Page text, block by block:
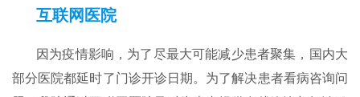
互联网医院
因为疫情影响，为了尽最大可能减少患者聚集，国内大
部分医院都延时了门诊开诊日期。为了解决患者看病咨询问